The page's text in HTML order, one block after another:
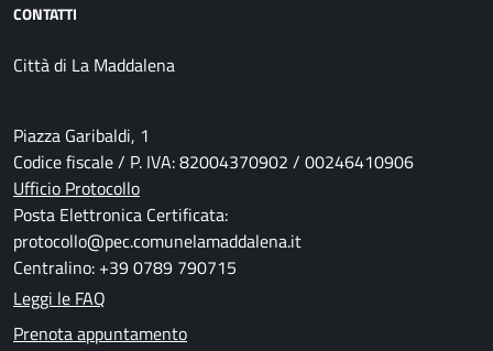
CONTATTI
Città di La Maddalena
Piazza Garibaldi, 1
Codice fiscale / P. IVA: 82004370902 / 00246410906
Ufficio Protocollo
Posta Elettronica Certificata:
protocollo@pec.comunelamaddalena.it
Centralino: +39 0789 790715
Leggi le FAQ
Prenota appuntamento